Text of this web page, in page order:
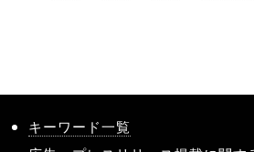
キーワード一覧